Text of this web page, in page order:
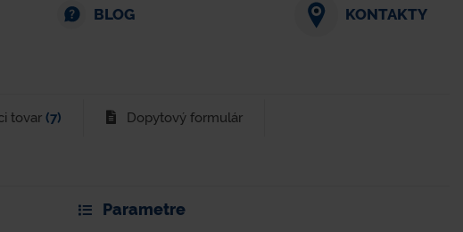
BLOG KONTAKTY
tovar (7) Dopytový formulár
Parametre